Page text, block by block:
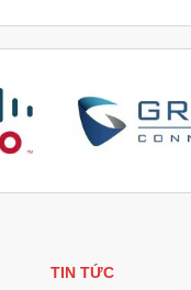
TIN TỨC